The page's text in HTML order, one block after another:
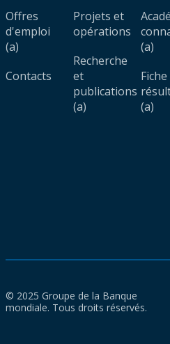
Offres
d'emploi
(a)
Contacts
Projets et
opérations
Recherche
et
publications
(a)
(a)
Fiche
(a)
© 2025 Groupe de la Banque
mondiale. Tous droits réservés.